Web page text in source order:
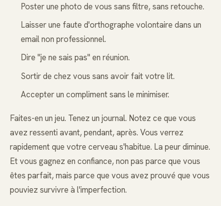
Poster une photo de vous sans filtre, sans retouche.
Laisser une faute d'orthographe volontaire dans un
email non professionnel.
Dire "je ne sais pas" en réunion.
Sortir de chez vous sans avoir fait votre lit.
Accepter un compliment sans le minimiser.
Faites-en un jeu. Tenez un journal. Notez ce que vous
avez ressenti avant, pendant, après. Vous verrez
rapidement que votre cerveau s'habitue. La peur diminue.
Et vous gagnez en confiance, non pas parce que vous
êtes parfait, mais parce que vous avez prouvé que vous
pouviez survivre à l'imperfection.